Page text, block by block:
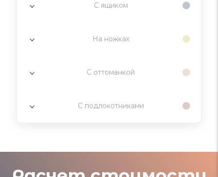
С ящиком
На ножках
С оттоманкой
С подлокотниками